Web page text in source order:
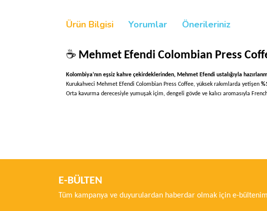
Ürün Bilgisi Yorumlar Önerileriniz
☕ Mehmet Efendi Colombian Press
Kolombiya’nın eşsiz kahve çekirdeklerinden, Mehmet Efendi ustalığıyla
Kurukahveci Mehmet Efendi Colombian Press Coffee, yüksek rakımlarda yetişen
Orta kavurma derecesiyle yumuşak içim, dengeli gövde ve kalıcı aromasıyla
Ürün resmi kalitesiz, bozuk veya görüntülenemiyor.
E-BÜLTEN
Tüm kampanya ve duyurulardan haberdar olmak için e-